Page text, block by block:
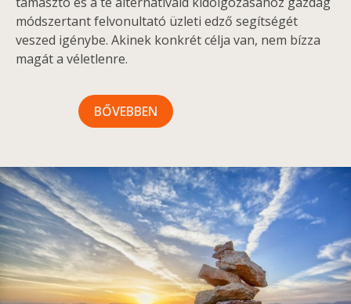
módszertant felvonultató üzleti edző segítségét
veszed igénybe. Akinek konkrét célja van, nem bízza
magát a véletlenre.
BŐVEBBEN